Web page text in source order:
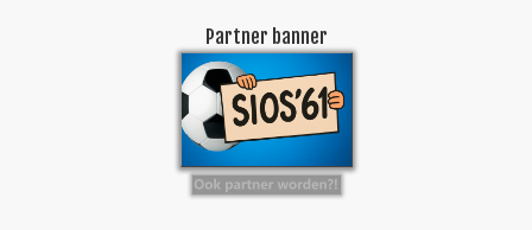
Partner banner